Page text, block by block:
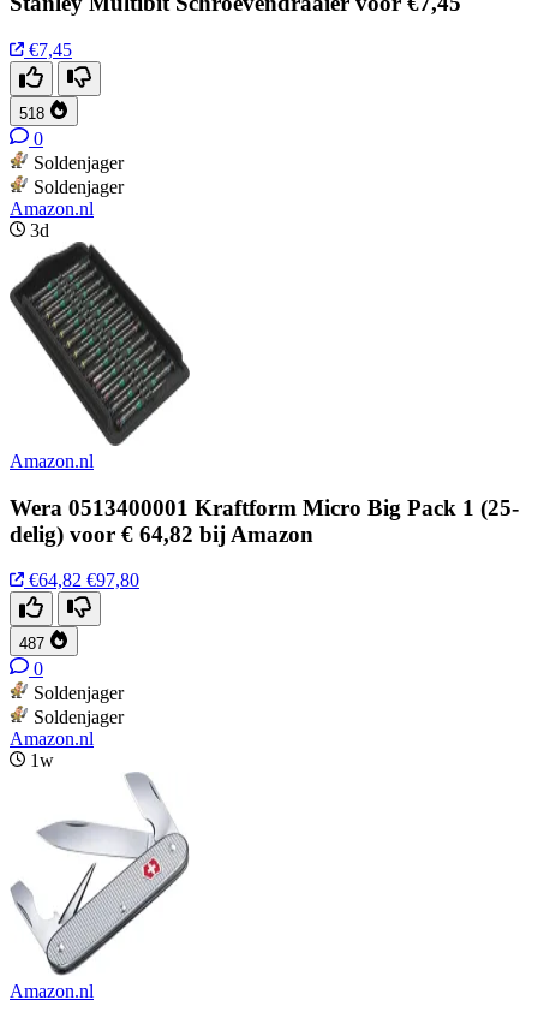
€7,45
518
0
Soldenjager
Soldenjager
Amazon.nl
3d
Amazon.nl
Wera 0513400001 Kraftform Micro Big Pack 1 (25-
delig) voor € 64,82 bij Amazon
€64,82 €97,80
487
0
Soldenjager
Soldenjager
Amazon.nl
1w
Amazon.nl